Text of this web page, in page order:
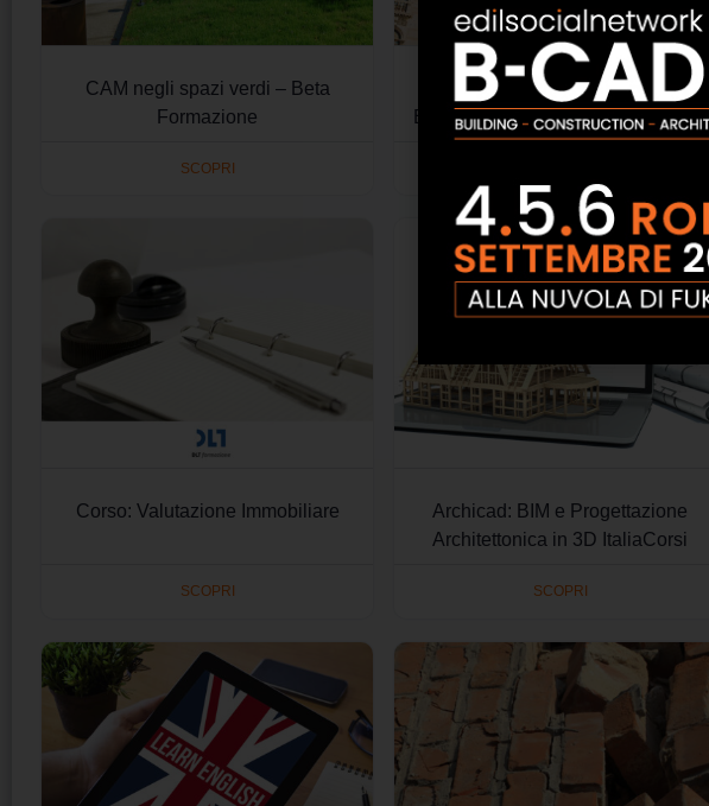
CAM negli spazi verdi – Beta
Formazione
SCOPRI
Riqualificazione Energetica degli
Edifici Storici e Vincolati ItaliaCorsi
Corso: Valutazione Immobiliare
SCOPRI
Archicad: BIM e Progettazione
Architettonica in 3D ItaliaCorsi
SCOPRI